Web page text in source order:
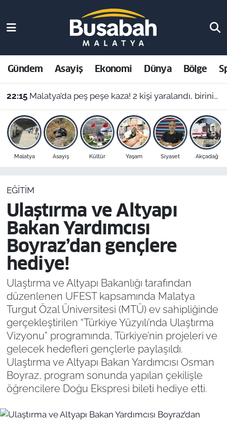
Gündem Asayiş Ekonomi Dünya Bölge
22:15 Malatya’da peş peşe kaza! 2 kişi yaralandı, birinin durumu ağır
Malatya Asayiş Kültür Yaşam Siyaset Akçadağ
EĞITIM
Ulaştırma ve Altyapı
Bakan Yardımcısı
Boyraz’dan gençlere
hediye!
Ulaştırma ve Altyapı Bakanlığı tarafından
düzenlenen UFEST kapsamında Malatya
Turgut Özal Üniversitesi (MTÜ) ev sahipliğinde
gerçekleştirilen “Türkiye Yüzyılı’nda Ulaştırma
Vizyonu” programında, Türkiye’nin projeleri ve
gelecek hedefleri gençlerle paylaşıldı.
Ulaştırma ve Altyapı Bakan Yardımcısı Osman
Boyraz, program sonunda yapılan çekilişle
öğrencilere Doğu Ekspresi bileti hediye etti.
Asayiş
Ekonomi
Dünya
Bölge
Resmi İlanlar
Malatya Nöbetçi Eczaneler
Malatya Hava Durumu
Malatya Namaz Vakitleri
Malatya Trafik Yoğunluk Haritası
Süper Lig Puan Durumu ve Fikstür
Son Dakika Haberleri
Haber Arşivi